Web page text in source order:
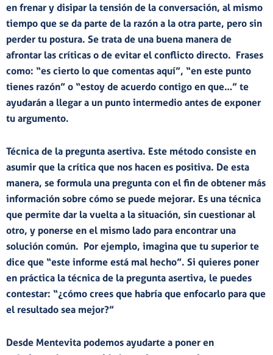
en frenar y disipar la tensión de la conversación, al mismo
tiempo que se da parte de la razón a la otra parte, pero sin
perder tu postura. Se trata de una buena manera de
afrontar las críticas o de evitar el conflicto directo. Frases
como: “es cierto lo que comentas aquí”, “en este punto
tienes razón” o “estoy de acuerdo contigo en que…” te
ayudarán a llegar a un punto intermedio antes de exponer
tu argumento.
Técnica de la pregunta asertiva. Este método consiste en
asumir que la crítica que nos hacen es positiva. De esta
manera, se formula una pregunta con el fin de obtener más
información sobre cómo se puede mejorar. Es una técnica
que permite dar la vuelta a la situación, sin cuestionar al
otro, y ponerse en el mismo lado para encontrar una
solución común. Por ejemplo, imagina que tu superior te
dice que “este informe está mal hecho”. Si quieres poner
en práctica la técnica de la pregunta asertiva, le puedes
contestar: “¿cómo crees que habría que enfocarlo para que
el resultado sea mejor?”
Desde Mentevita podemos ayudarte a poner en